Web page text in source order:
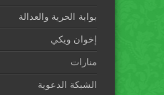
بوابة الحرية والعدالة
إخوان ويكي
منارات
الشبكة الدعوية